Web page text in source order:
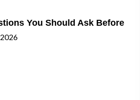
You Should Ask Before